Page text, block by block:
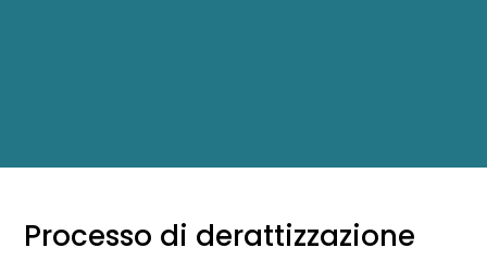
Processo di derattizzazione